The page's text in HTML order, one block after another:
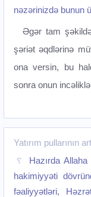
nəzərinizdə bunun
Əgər tam
şəriət əqdlərinə
ona versin, bu
sonra onun
Yatırım pullarının
Hazırda
hakimiyyəti
fəaliyyətləri,